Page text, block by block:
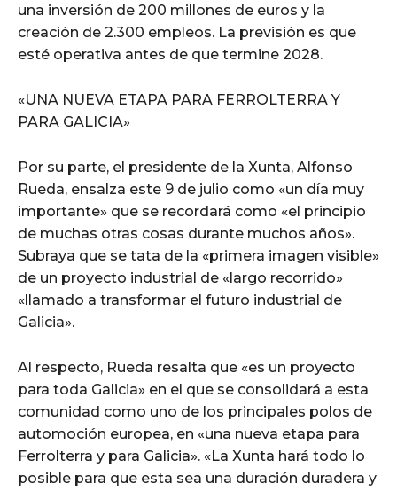
una inversión de 200 millones de euros y la
creación de 2.300 empleos. La previsión es que
esté operativa antes de que termine 2028.
«UNA NUEVA ETAPA PARA FERROLTERRA Y
PARA GALICIA»
Por su parte, el presidente de la Xunta, Alfonso
Rueda, ensalza este 9 de julio como «un día muy
importante» que se recordará como «el principio
de muchas otras cosas durante muchos años».
Subraya que se tata de la «primera imagen visible»
de un proyecto industrial de «largo recorrido»
«llamado a transformar el futuro industrial de
Galicia».
Al respecto, Rueda resalta que «es un proyecto
para toda Galicia» en el que se consolidará a esta
comunidad como uno de los principales polos de
automoción europea, en «una nueva etapa para
Ferrolterra y para Galicia». «La Xunta hará todo lo
posible para que esta sea una duración duradera y